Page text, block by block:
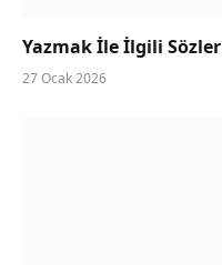
Yazmak İle İlgili Sözler
27 Ocak 2026